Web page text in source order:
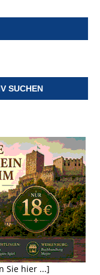
SUCHEN
Sie hier ...]